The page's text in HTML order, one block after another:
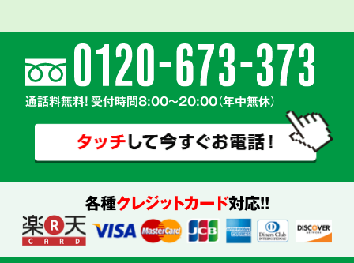
2
気持ちに寄り添う
親切丁寧な対応
真心を
込めて対応
通話料無料! 受付時間8:00～20:00（年中無休）
各種クレジットカード対応!!